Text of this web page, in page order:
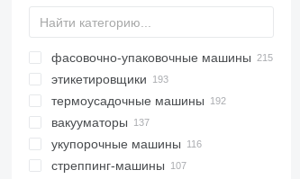
фасовочно-упаковочные машины
этикетировщики
термоусадочные машины
вакууматоры
укупорочные машины
стреппинг-машины